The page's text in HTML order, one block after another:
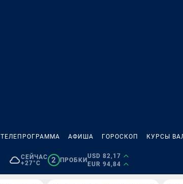
ТЕЛЕПРОГРАММА АФИША ГОРОСКОП КУРСЫ
СЕЙЧАС
+27°C
2 ПРОБКИ
USD 82,17
EUR 94,84